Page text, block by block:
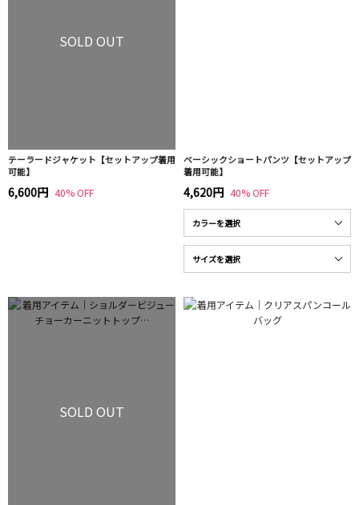
SOLD OUT
テーラードジャケット【セットアップ着用
可能】
6,600円 40% OFF
ベーシックショートパンツ【セットアップ
着用可能】
4,620円 40% OFF
SOLD OUT